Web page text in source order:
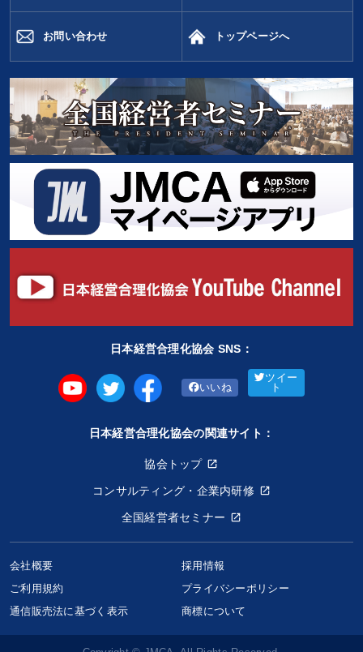
お問い合わせ トップページへ
日本経営合理化協会 SNS：
いいね
ツイー
ト
日本経営合理化協会の関連サイト：
協会トップ
コンサルティング・企業内研修
全国経営者セミナー
会社概要
採用情報
ご利用規約
プライバシーポリシー
通信販売法に基づく表示
商標について
限りなく大きなロマン 第17期「無門塾」（2026年4月～）
セミナー選択